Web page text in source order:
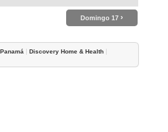
Domingo 17 ›
| Discovery Home & Health |